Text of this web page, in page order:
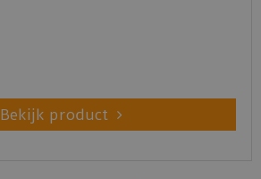
Bekijk product